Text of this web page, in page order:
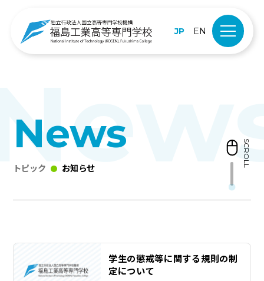
JP EN
News
トピック お知らせ
SCROLL
学生の懲戒等に関する規則の制
定について